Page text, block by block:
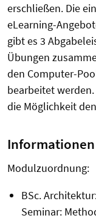
erschließen. Die
eLearning-
gibt es 3
Übungen
den Computer-
bearbeitet
die Möglichkeit
Informationen
Modulzuordnung:
BSc.
Seminar: